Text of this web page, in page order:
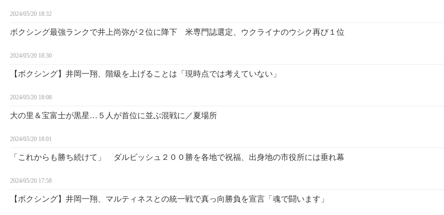
2024/05/20 18:32
ボクシング最強ランクで井上尚弥が２位に降下 米専門誌選定、ウクライナのウシク再び１位
2024/05/20 18:30
【ボクシング】井岡一翔、階級を上げることは「現時点では考えていない」
2024/05/20 18:08
大の里＆宝富士が黒星…５人が首位に並ぶ混戦に／夏場所
2024/05/20 18:01
「これからも勝ち続けて」 ダルビッシュ２００勝を各地で祝福、出身地の市役所には垂れ幕
2024/05/20 17:58
【ボクシング】井岡一翔、マルティネスとの統一戦で真っ向勝負を宣言「魂で闘います」